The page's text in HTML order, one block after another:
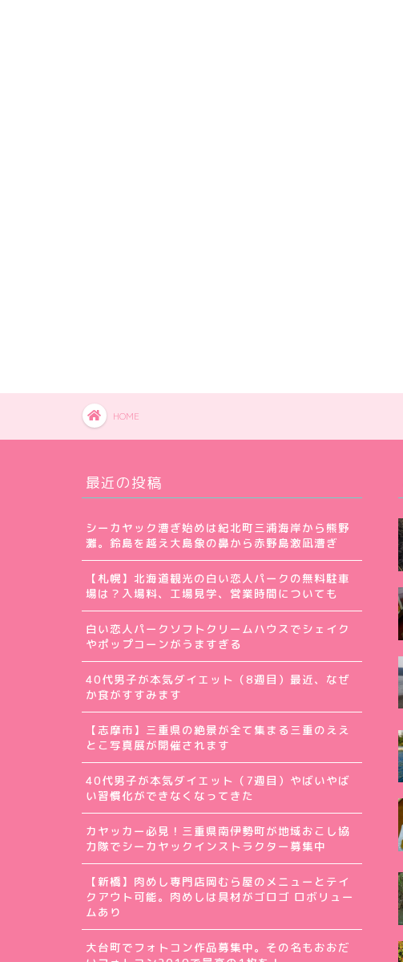
HOME
最近の投稿
シーカヤック漕ぎ始めは紀北町三浦海岸から熊野
灘。鈴島を越え大島象の鼻から赤野島激凪漕ぎ
【札幌】北海道観光の白い恋人パークの無料駐車
場は？入場料、工場見学、営業時間についても
白い恋人パークソフトクリームハウスでシェイク
やポップコーンがうますぎる
40代男子が本気ダイエット（8週目）最近、なぜ
か食がすすみます
【志摩市】三重県の絶景が全て集まる三重のええ
とこ写真展が開催されます
40代男子が本気ダイエット（7週目）やばいやば
い習慣化ができなくなってきた
カヤッカー必見！三重県南伊勢町が地域おこし協
力隊でシーカヤックインストラクター募集中
【新橋】肉めし専門店岡むら屋のメニューとテイ
クアウト可能。肉めしは具材がゴロゴ ロボリュー
ムあり
大台町でフォトコン作品募集中。その名もおおだ